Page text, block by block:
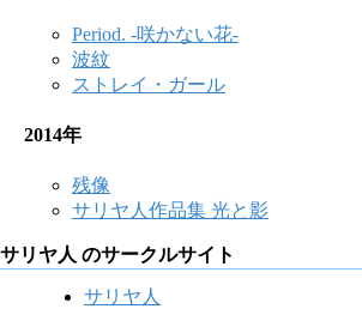
Period. -咲かない花-
波紋
ストレイ・ガール
2014年
残像
サリヤ人作品集 光と影
サリヤ人 のサークルサイト
サリヤ人